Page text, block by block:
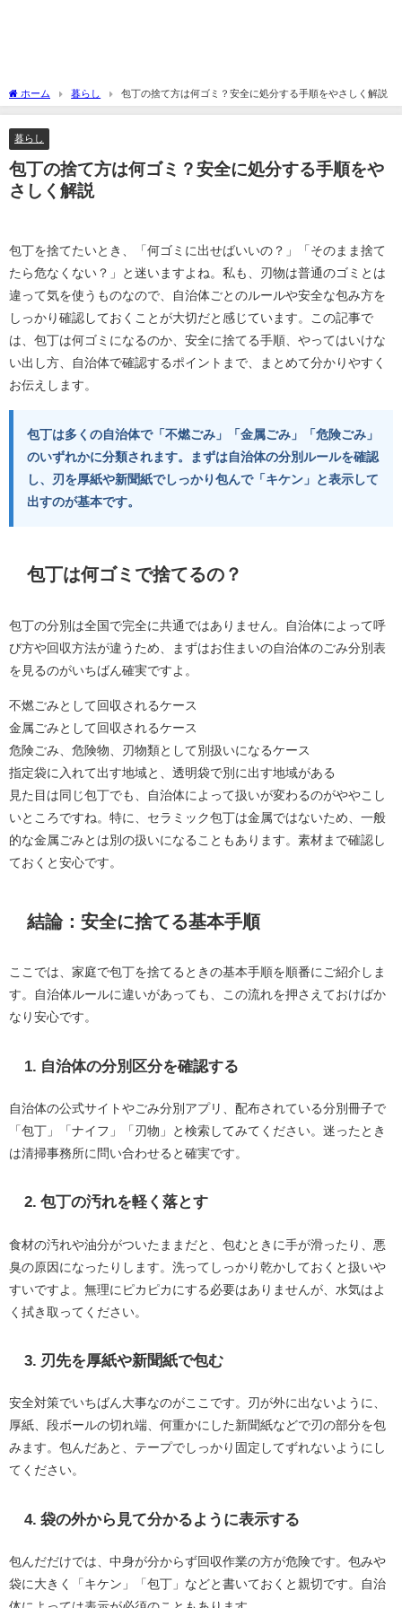
ホーム 暮らし 包丁の捨て方は何ゴミ？安全に処分する手順をやさしく解説
暮らし
包丁の捨て方は何ゴミ？安全に処分する手順をや
さしく解説
包丁を捨てたいとき、「何ゴミに出せばいいの？」「そのまま捨て
たら危なくない？」と迷いますよね。私も、刃物は普通のゴミとは
違って気を使うものなので、自治体ごとのルールや安全な包み方を
しっかり確認しておくことが大切だと感じています。この記事で
は、包丁は何ゴミになるのか、安全に捨てる手順、やってはいけな
い出し方、自治体で確認するポイントまで、まとめて分かりやすく
お伝えします。
包丁は多くの自治体で「不燃ごみ」「金属ごみ」「危険ごみ」
のいずれかに分類されます。まずは自治体の分別ルールを確認
し、刃を厚紙や新聞紙でしっかり包んで「キケン」と表示して
出すのが基本です。
包丁は何ゴミで捨てるの？
包丁の分別は全国で完全に共通ではありません。自治体によって呼
び方や回収方法が違うため、まずはお住まいの自治体のごみ分別表
を見るのがいちばん確実ですよ。
不燃ごみとして回収されるケース
金属ごみとして回収されるケース
危険ごみ、危険物、刃物類として別扱いになるケース
指定袋に入れて出す地域と、透明袋で別に出す地域がある
見た目は同じ包丁でも、自治体によって扱いが変わるのがややこし
いところですね。特に、セラミック包丁は金属ではないため、一般
的な金属ごみとは別の扱いになることもあります。素材まで確認し
ておくと安心です。
結論：安全に捨てる基本手順
ここでは、家庭で包丁を捨てるときの基本手順を順番にご紹介しま
す。自治体ルールに違いがあっても、この流れを押さえておけばか
なり安心です。
1. 自治体の分別区分を確認する
自治体の公式サイトやごみ分別アプリ、配布されている分別冊子で
「包丁」「ナイフ」「刃物」と検索してみてください。迷ったとき
は清掃事務所に問い合わせると確実です。
2. 包丁の汚れを軽く落とす
食材の汚れや油分がついたままだと、包むときに手が滑ったり、悪
臭の原因になったりします。洗ってしっかり乾かしておくと扱いや
すいですよ。無理にピカピカにする必要はありませんが、水気はよ
く拭き取ってください。
3. 刃先を厚紙や新聞紙で包む
安全対策でいちばん大事なのがここです。刃が外に出ないように、
厚紙、段ボールの切れ端、何重かにした新聞紙などで刃の部分を包
みます。包んだあと、テープでしっかり固定してずれないようにし
てください。
4. 袋の外から見て分かるように表示する
包んだだけでは、中身が分からず回収作業の方が危険です。包みや
袋に大きく「キケン」「包丁」などと書いておくと親切です。自治